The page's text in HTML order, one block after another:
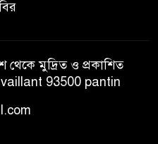
থেকে মুদ্রিত ও প্রকাশিত
93500 pantin